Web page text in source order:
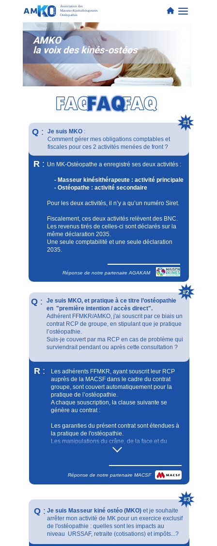
Association des
Masseur-Kinésithérapeutes
Ostéopathes
AMKO
la voix des kinés-ostéos
#1
Q: Je suis MKO:
Comment gérer mes obligations comptables et
fiscales pour ces 2 activités menées de front ?
Un MK-Ostéopathe a enregistré ses deux activités :
- Masseur kinésithérapeute : activité principale
- Ostéopathe : activité secondaire
Pour les deux activités, il n’y a qu’un numéro Siret.
Fiscalement, ces deux activités relèvent des BNC.
Les revenus tirés de celles-ci sont déclarés sur la
même déclaration 2035.
Une seule comptabilité et une seule déclaration
2035.
R:
Réponse de notre partenaire AGAKAM
#2
Je suis MKO, et pratique à ce titre l’ostéopathie
en "première intention / accès direct".
Adhérent FFMKR/AMKO, j'ai souscrit par ce biais un
contrat RCP de groupe, en stipulant que je pratique
l’ostéopathie.
Suis-je couvert par ma RCP en cas de problème qui
surviendrait pendant ou après cette consultation ?
Q:
Les adhérents FFMKR, ayant souscrit leur RCP
auprès de la MACSF dans le cadre du contrat
groupe, sont couvert automatiquement pour la
pratique de l’ostéopathie.
A chaque souscription, la clause suivante se
génère au contrat :
Les garanties du présent contrat sont étendues à
la pratique de l'ostéopathie.
Les manipulations du crâne, de la face et du
rachis chez le nourrisson de moins de six mois et
dans le cadre de l'activité d'ostéopathie de
l'assuré, sont garanties au titre du présent contrat,
à la condition qu'un diagnostic ait été établi par un
prescription médicale, les manipulations gynéco-
obstétricales et les touchers pelviens effectués par
l'assuré, dans le cadre de sa pratique
d'ostéopathie.
R:
Réponse de notre partenaire MACSF
Je suis Masseur kiné ostéo (MKO)et je souhaite
arrêter mon activité de MK pour un exercice exclusif
de l'ostéopathie : quelles sont les impacts au
niveau URSSAF, retraite (cotisations) et impôts...?
Q:
#3